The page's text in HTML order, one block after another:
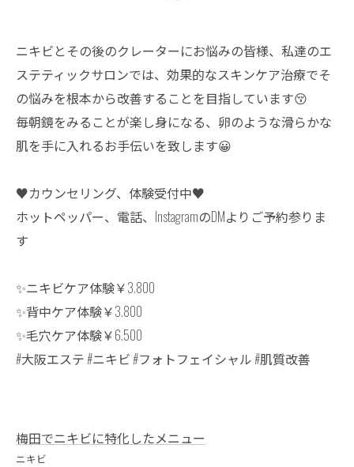
ニキビとその後のクレーターにお悩みの皆様、私達のエ
ステティックサロンでは、効果的なスキンケア治療でそ
の悩みを根本から改善することを目指しています😚
毎朝鏡をみることが楽し身になる、卵のような滑らかな
肌を手に入れるお手伝いを致します😀
♥カウンセリング、体験受付中♥
ホットペッパー、電話、InstagramのDMよりご予約参りま
す
✨️ニキビケア体験￥3.800
✨️背中ケア体験￥3.800
✨️毛穴ケア体験￥6.500
#大阪エステ #ニキビ #フォトフェイシャル #肌質改善
梅田でニキビに特化したメニュー
ニキビ